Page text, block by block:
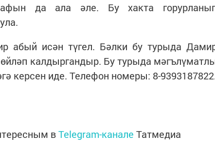
да ала әле. Бу хакта
абый исән түгел. Бәлки бу турыда
калдыргандыр. Бу турыда
керсен иде. Телефон номеры: 8-
вTelegram-канале Татмедиа